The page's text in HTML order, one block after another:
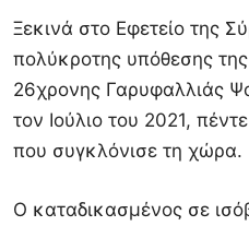
Ξεκινά στο Εφετείο της
πολύκροτης υπόθεσης
26χρονης Γαρυφαλλιάς
τον Ιούλιο του 2021,
που συγκλόνισε τη χώρα.
Ο καταδικασμένος σε